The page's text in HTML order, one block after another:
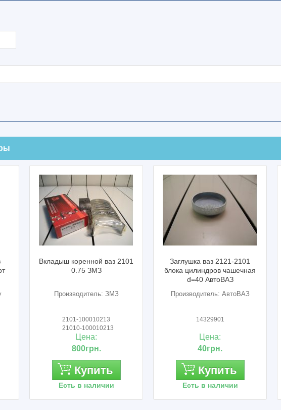
Вкладыш коренной ваз 2101
0.75 ЗМЗ
Производитель: ЗМЗ
2101-100010213
21010-100010213
Цена:
800грн.
Купить
Есть в наличии
Заглушка ваз 2121-2101
блока цилиндров чашечная
d=40 АвтоВАЗ
Производитель: АвтоВАЗ
14329901
Цена:
40грн.
Купить
Есть в наличии